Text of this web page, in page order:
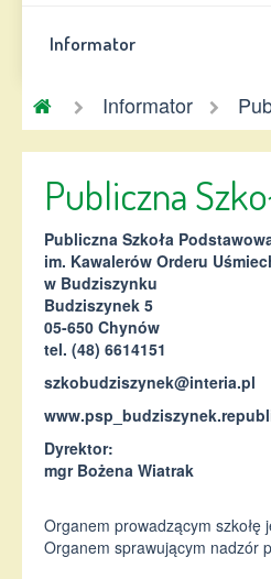
Informator
Gmina
Chynów
Informator
Publiczna
Publiczna Szkoła
im. Kawalerów Orderu
w Budziszynku
Budziszynek 5
05-650 Chynów
tel. (48) 6614151
szkobudziszynek@interia.pl
Dyrektor:
mgr Bożena Wiatrak
Organem prowadzącym szkołę
Organem sprawującym nadzór